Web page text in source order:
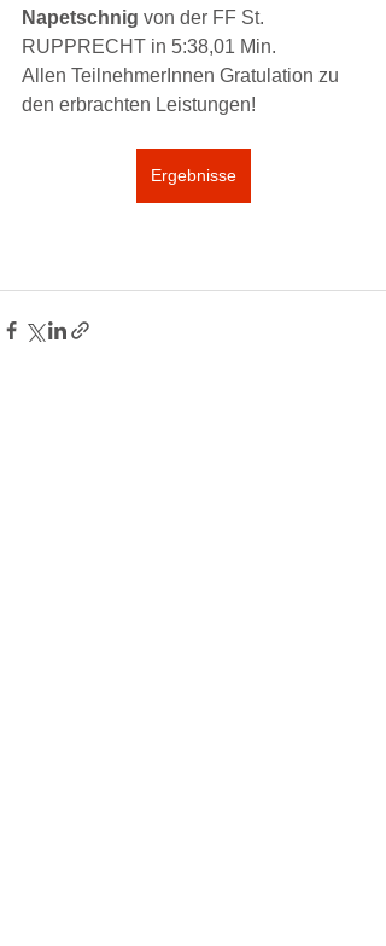
Napetschnig von der FF St.
RUPPRECHT in 5:38,01 Min.
Allen TeilnehmerInnen Gratulation zu
den erbrachten Leistungen!
Ergebnisse